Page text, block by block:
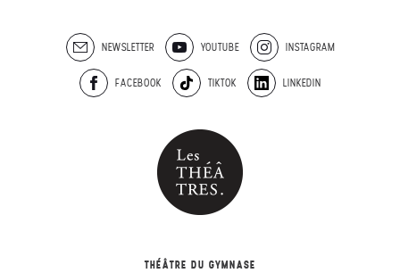
NEWSLETTER YOUTUBE INSTAGRAM
FACEBOOK TIKTOK LINKEDIN
THÉÂTRE DU GYMNASE